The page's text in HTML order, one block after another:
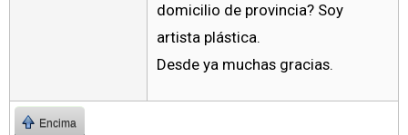
domicilio de provincia? Soy
artista plástica.
Desde ya muchas gracias.
Encima